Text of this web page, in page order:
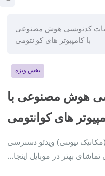
کدنویسی هوش مصنوعی
با کامپیوتر های کوانتومی
بخش ویژه
هوش مصنوعی با
های کوانتومی
نیوتنی) ویدئو دسترسی
تماشای بهتر در موبایل اینجا…